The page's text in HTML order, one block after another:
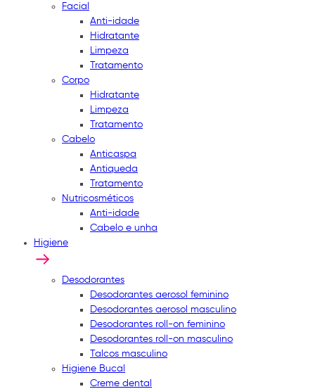
Facial
Anti-idade
Hidratante
Limpeza
Tratamento
Corpo
Hidratante
Limpeza
Tratamento
Cabelo
Anticaspa
Antiqueda
Tratamento
Nutricosméticos
Anti-idade
Cabelo e unha
Higiene
Desodorantes
Desodorantes aerosol feminino
Desodorantes aerosol masculino
Desodorantes roll-on feminino
Desodorantes roll-on masculino
Talcos masculino
Higiene Bucal
Creme dental